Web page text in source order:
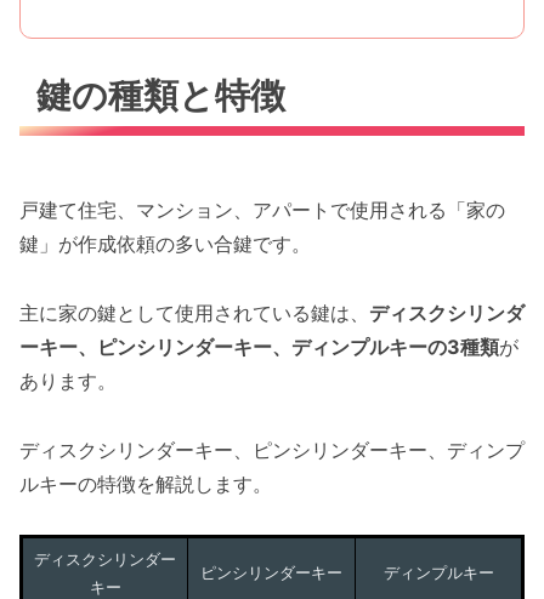
鍵の種類と特徴
戸建て住宅、マンション、アパートで使用される「家の
鍵」が作成依頼の多い合鍵です。
主に家の鍵として使用されている鍵は、 ディスクシリンダ
ーキー、ピンシリンダーキー、ディンプルキーの3種類が
あります。
ディスクシリンダーキー、ピンシリンダーキー、ディンプ
ルキーの特徴を解説します。
ディスクシリンダー
キー
ピンシリンダーキー ディンプルキー